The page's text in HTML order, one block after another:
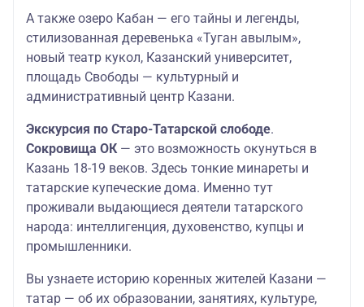
А также озеро Кабан — его тайны и легенды,
стилизованная деревенька «Туган авылым»,
новый театр кукол, Казанский университет,
площадь Свободы — культурный и
административный центр Казани.
Экскурсия по Старо-Татарской слободе.
Сокровища ОК— это возможность окунуться в
Казань 18-19 веков. Здесь тонкие минареты и
татарские купеческие дома. Именно тут
проживали выдающиеся деятели татарского
народа: интеллигенция, духовенство, купцы и
промышленники.
Вы узнаете историю коренных жителей Казани —
татар — об их образовании, занятиях, культуре,